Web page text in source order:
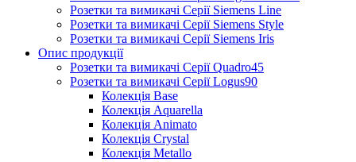
Розетки та вимикачі Серії Siemens Line
Розетки та вимикачі Серії Siemens Style
Розетки та вимикачі Серії Siemens Iris
Опис продукції
Розетки та вимикачі Серії Quadro45
Розетки та вимикачі Серії Logus90
Колекція Base
Колекція Aquarella
Колекція Animato
Колекція Crystal
Колекція Metallo